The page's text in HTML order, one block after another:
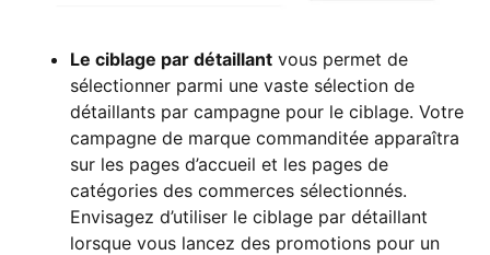
Le ciblage par détaillant vous permet de
sélectionner parmi une vaste sélection de
détaillants par campagne pour le ciblage. Votre
campagne de marque commanditée apparaîtra
sur les pages d’accueil et les pages de
catégories des commerces sélectionnés.
Envisagez d’utiliser le ciblage par détaillant
lorsque vous lancez des promotions pour un